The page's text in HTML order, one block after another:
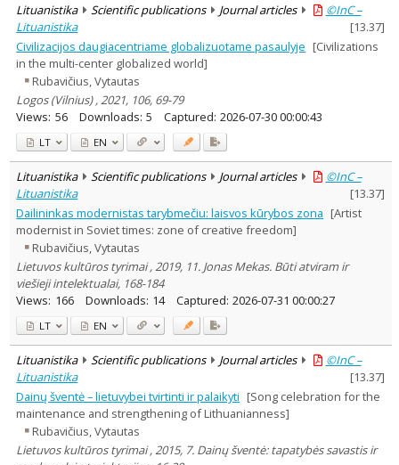
Lituanistika Scientific publications Journal articles
©InC –
Lituanistika
[13.37]
Civilizacijos daugiacentriame globalizuotame pasaulyje [Civilizations
in the multi-center globalized world]
Rubavičius, Vytautas
Logos (Vilnius) , 2021, 106, 69-79
Views: 56 Downloads: 5 Captured: 2026-07-30 00:00:43
LT EN
Lituanistika Scientific publications Journal articles
©InC –
Lituanistika
[13.37]
Dailininkas modernistas tarybmečiu: laisvos kūrybos zona [Artist
modernist in Soviet times: zone of creative freedom]
Rubavičius, Vytautas
Lietuvos kultūros tyrimai , 2019, 11. Jonas Mekas. Būti atviram ir
viešieji intelektualai, 168-184
Views: 166 Downloads: 14 Captured: 2026-07-31 00:00:27
LT EN
Lituanistika Scientific publications Journal articles
©InC –
Lituanistika
[13.37]
Dainų šventė – lietuvybei tvirtinti ir palaikyti [Song celebration for the
maintenance and strengthening of Lithuanianness]
Rubavičius, Vytautas
Lietuvos kultūros tyrimai , 2015, 7. Dainų šventė: tapatybės savastis ir